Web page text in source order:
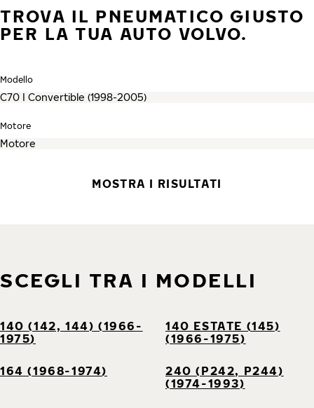
TROVA IL PNEUMATICO GIUSTO
PER LA TUA AUTO VOLVO.
Modello
Motore
MOSTRA I RISULTATI
SCEGLI TRA I MODELLI
140 (142, 144) (1966-
1975)
140 ESTATE (145)
(1966-1975)
164 (1968-1974)
240 (P242, P244)
(1974-1993)